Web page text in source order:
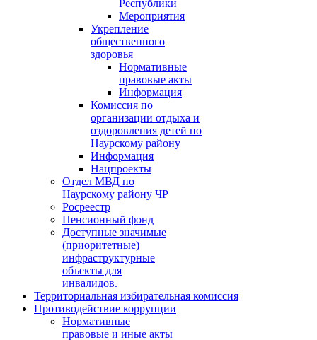
Республики
Мероприятия
Укрепление
общественного
здоровья
Нормативные
правовые акты
Информация
Комиссия по
организации отдыха и
оздоровления детей по
Наурскому району
Информация
Нацпроекты
Отдел МВД по
Наурскому району ЧР
Росреестр
Пенсионный фонд
Доступные значимые
(приоритетные)
инфраструктурные
объекты для
инвалидов.
Территориальная избирательная комиссия
Противодействие коррупции
Нормативные
правовые и иные акты